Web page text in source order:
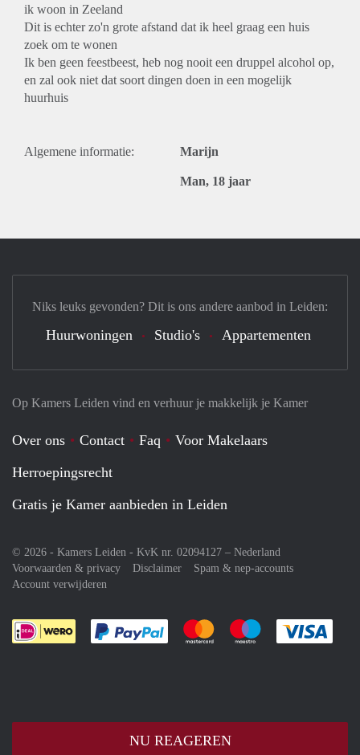
ik woon in Zeeland
Dit is echter zo'n grote afstand dat ik heel graag een huis
zoek om te wonen
Ik ben geen feestbeest, heb nog nooit een druppel alcohol op,
en zal ook niet dat soort dingen doen in een mogelijk
huurhuis
Algemene informatie: Marijn
Man, 18 jaar
NU REAGEREN
Op Kamers Leiden vind en verhuur je makkelijk je Kamer
Over ons Contact Faq
Voor Makelaars
Herroepingsrecht
Gratis je Kamer aanbieden in Leiden
© 2026 - Kamers Leiden - KvK nr. 02094127 – Nederland
Voorwaarden & privacy
Disclaimer
Spam & nep-accounts
Account verwijderen
Je rekent gemakkelijk af met Paypal
Je rekent gemakkelijk af met
Je rekent
Niks leuks gevonden? Dit is ons andere aanbod in Leiden:
Huurwoningen Studio's Appartementen